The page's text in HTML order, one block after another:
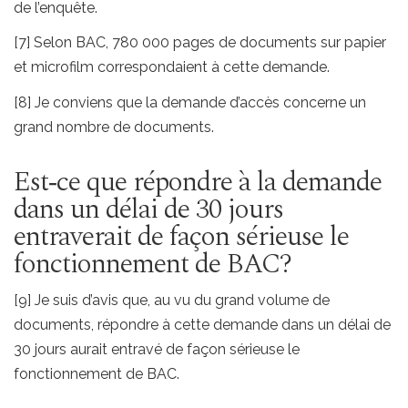
de l’enquête.
[7] Selon BAC, 780 000 pages de documents sur papier
et microfilm correspondaient à cette demande.
[8] Je conviens que la demande d’accès concerne un
grand nombre de documents.
Est‑ce que répondre à la demande
dans un délai de 30 jours
entraverait de façon sérieuse le
fonctionnement de BAC?
[9] Je suis d’avis que, au vu du grand volume de
documents, répondre à cette demande dans un délai de
30 jours aurait entravé de façon sérieuse le
fonctionnement de BAC.